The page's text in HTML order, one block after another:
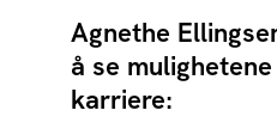
Agnethe
å se
karriere: